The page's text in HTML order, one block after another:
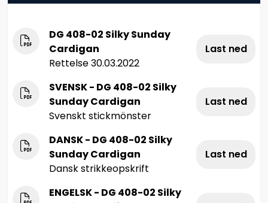
DG 408-02 Silky Sunday
Cardigan
Rettelse 30.03.2022
Last ned
SVENSK - DG 408-02 Silky
Sunday Cardigan
Svenskt stickmönster
Last ned
DANSK - DG 408-02 Silky
Sunday Cardigan
Dansk strikkeopskrift
Last ned
ENGELSK - DG 408-02 Silky